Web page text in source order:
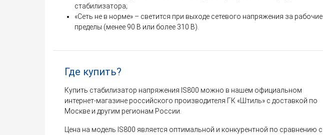
стабилизатора;
«Сеть не в норме» – светится при выходе сетевого напряжения за рабочие
пределы (менее 90 В или более 310 В).
Где купить?
Купить стабилизатор напряжения IS800 можно в нашем официальном
интернет-магазине российского производителя ГК «Штиль» с доставкой по
Москве и другим регионам России.
Цена на модель IS800 является оптимальной и конкурентной по сравнению с